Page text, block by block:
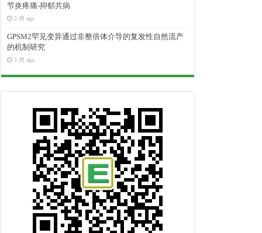
节炎疼痛-抑郁共病
2 周 ago
GPSM2罕见变异通过非整倍体介导的复发性自然流产
的机制研究
3 周 ago